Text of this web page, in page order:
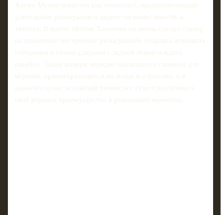
Хауме Мунар известен как теннисист, предпочитающий
длительные розыгрыши и акцент на выносливость и
тактику. В матче против Хачанова он вновь сделал ставку
на грамотное построение розыгрышей, стараясь втягивать
соперника в обмен ударами с задней линии и ждать
ошибок. Такая манера нередко оказывается сложной для
игроков, ориентирующихся на мощь и агрессию, и в
данном случае испанский теннисист сумел реализовать
своё игровое преимущество в решающие моменты.